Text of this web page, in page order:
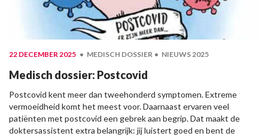
22 DECEMBER 2025 MEDISCH DOSSIER NIEUWS 2025
Medisch dossier: Postcovid
Postcovid kent meer dan tweehonderd symptomen. Extreme
vermoeidheid komt het meest voor. Daarnaast ervaren veel
patiënten met postcovid een gebrek aan begrip. Dat maakt de
doktersassistent extra belangrijk: jij luistert goed en bent de